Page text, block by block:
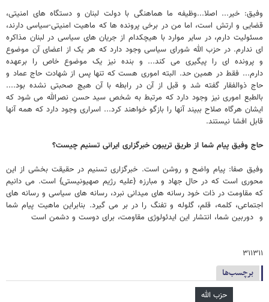
وفیق: خیر... اصلا...وظیفه ما هماهنگی با دولت لبنان و دستگاه های امنیتی،
قضایی و ارتش است، اما من در برخی پرونده ها که ماهیت امنیتی-سیاسی دارند،
مسئولیت دارم، در سایر موارد با هیچکدام از جریان های سیاسی در لبنان مذاکره
ای ندارم. در حزب الله شورای سیاسی وجود دارد که هر یک از اعضای آن موضوع
و پرونده ای را پیگیری می کند... و بنده نیز یک موضوع خاص را برعهده
دارم... فقط در همین حد. البته اموری هست که تنها پس از شهادت حاج عماد و
حاج ذوالفقار گفته شد و قبل از آن در رابطه با آن هیچ صحبتی نشده بود....
بالطبع اموری نیز وجود دارد که مرتبط به شخص سید حسن نصرالله می شود که
ایشان هرگاه صلاح ببیند آنها را بازگو خواهند کرد... اسراری وجود دارد که همه آنها
قابل افشا نیستند.
حاج وفیق پیام شما از طریق تریبون خبرگزاری ایرانی تسنیم چیست؟
وفیق صفا: پیام واضح و روشن است. خبرگزاری تسنیم در حقیقت بخشی از این
محوری است که در حال جهاد و مبارزه {علیه رژیم صهیونیستی} است. می دانیم
که مقاومت در ذات خود رسانه های میدانی نبرد، رسانه های سیاسی و رسانه های
اجتماعی، کلمه، قلم، گلوله و تفنگ را در بر می گیرد. بنابراین ماهیت پیام شما
و دوربین شما، انتشار این ایدئولوژی مقاومت، برای دوست و دشمن است
۳۱۱۳۱۱
برچسب‌ها
حزب الله